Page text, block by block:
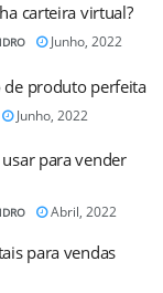
carteira virtual?
Junho, 2022
de produto perfeita
Junho, 2022
para vender
Abril, 2022
para vendas